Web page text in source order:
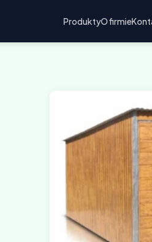
ProduktyO firmie